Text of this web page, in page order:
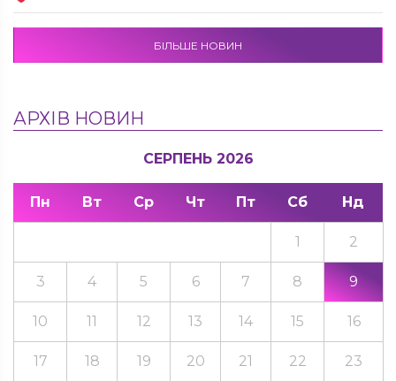
БІЛЬШЕ НОВИН
АРХІВ НОВИН
СЕРПЕНЬ 2026
Пн Вт Ср Чт Пт Сб Нд
1 2
3 4 5 6 7 8 9
10 11 12 13 14 15 16
17 18 19 20 21 22 23